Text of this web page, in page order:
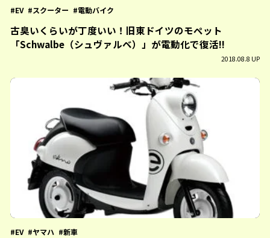
EV スクーター 電動バイク
古臭いくらいが丁度いい！旧東ドイツのモペット
「Schwalbe（シュヴァルベ）」が電動化で復活!!
2018.08.8 UP
EV ヤマハ 新車